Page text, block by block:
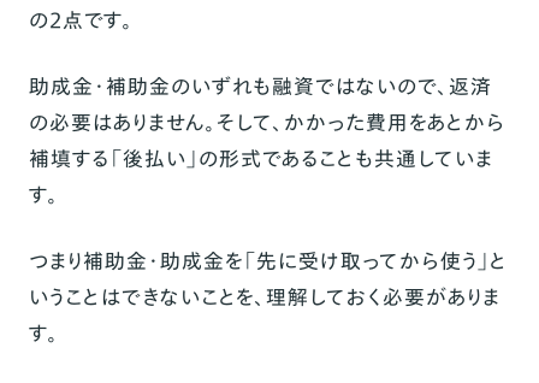
の2点です。
助成金・補助金のいずれも融資ではないので、返済
の必要はありません。そして、かかった費用をあとから
補填する「後払い」の形式であることも共通していま
す。
つまり補助金・助成金を「先に受け取ってから使う」と
いうことはできないことを、理解しておく必要がありま
す。